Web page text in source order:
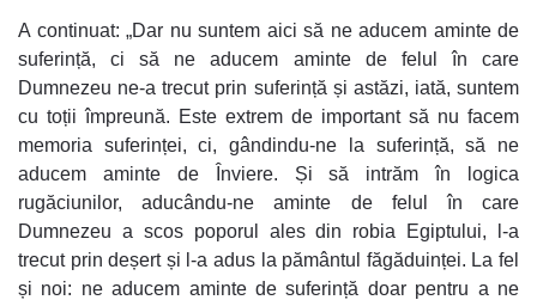
A continuat: „Dar nu suntem aici să ne aducem aminte de
suferință, ci să ne aducem aminte de felul în care
Dumnezeu ne-a trecut prin suferință și astăzi, iată, suntem
cu toții împreună. Este extrem de important să nu facem
memoria suferinței, ci, gândindu-ne la suferință, să ne
aducem aminte de Înviere. Și să intrăm în logica
rugăciunilor, aducându-ne aminte de felul în care
Dumnezeu a scos poporul ales din robia Egiptului, l-a
trecut prin deșert și l-a adus la pământul făgăduinței. La fel
și noi: ne aducem aminte de suferință doar pentru a ne